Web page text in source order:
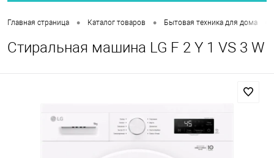
Главная страница • Каталог товаров • Бытовая техника для дома
Стиральная машина LG F 2 Y 1 VS 3 W